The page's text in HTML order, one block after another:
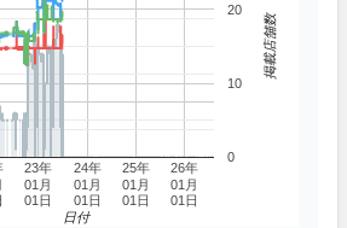
23年
01月
01日
24年
01月
01日
25年
01月
01日
26年
01月
01日
0
10
20
日付
掲載店舗数